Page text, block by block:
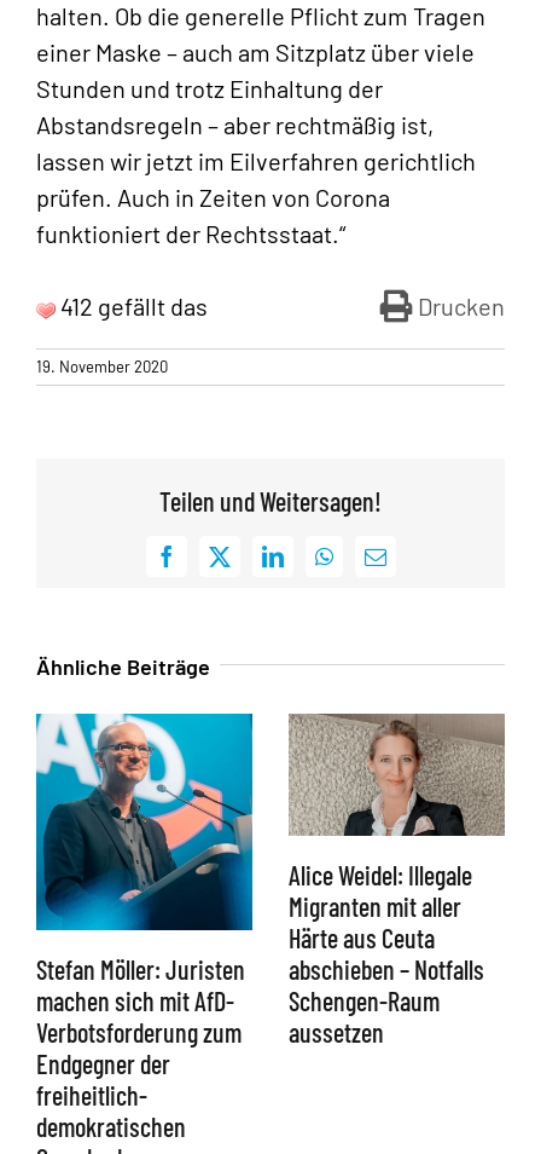
halten. Ob die generelle Pflicht zum Tragen
einer Maske – auch am Sitzplatz über viele
Stunden und trotz Einhaltung der
Abstandsregeln – aber rechtmäßig ist,
lassen wir jetzt im Eilverfahren gerichtlich
prüfen. Auch in Zeiten von Corona
funktioniert der Rechtsstaat.“
Drucken
412 gefällt das
19. November 2020
Teilen und Weitersagen!
Facebook
X LinkedInWhatsApp
E-
Ähnliche Beiträge
Stefan Möller: Juristen
machen sich mit AfD-
Verbotsforderung zum
Endgegner der
freiheitlich-
demokratischen
Alice Weidel: Illegale
Migranten mit aller
Härte aus Ceuta
abschieben – Notfalls
Schengen-Raum
aussetzen